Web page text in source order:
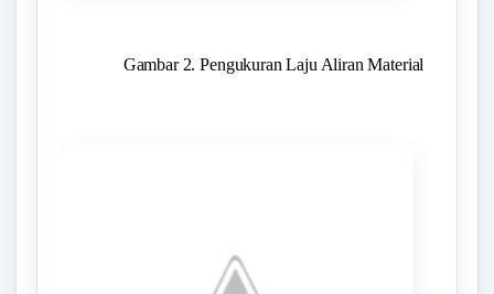
Gambar 2. Pengukuran Laju Aliran Material